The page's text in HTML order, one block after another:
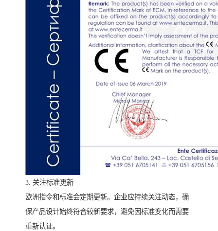
3. 关注标准更新
欧洲指令和标准会定期更新。企业应持续关注动态，确
保产品设计始终符合较新要求，避免因标准变化而需要
重新认证。